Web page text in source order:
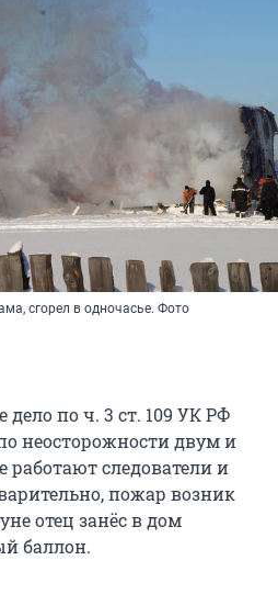
сгорел в одночасье. Фото
дело по ч. 3 ст. 109 УК РФ
неосторожности двум и
работают следователи и
пожар возник
отец занёс в дом
баллон.